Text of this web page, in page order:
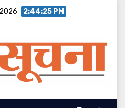
2:44:26 PM